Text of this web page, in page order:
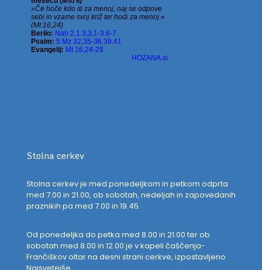
Stolna cerkev
Stolna cerkev je med ponedeljkom in petkom odprta
med 7.00 in 21.00, ob sobotah, nedeljah in zapovedanih
praznikih pa med 7.00 in 19.45.
Od ponedeljka do petka med 8.00 in 21.00 ter ob
sobotah med 8.00 in 12.00 je v kapeli čaščenja-
Frančiškov oltar na desni strani cerkve, izpostavljeno